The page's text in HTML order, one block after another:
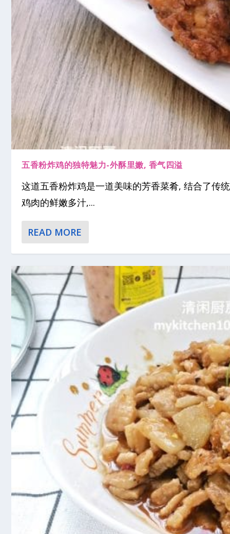
五香粉炸鸡的独特魅力-外酥里嫩, 香气四溢
这道五香粉炸鸡是一道美味的芳香菜肴, 结合了传
鸡肉的鲜嫩多汁,...
READ MORE